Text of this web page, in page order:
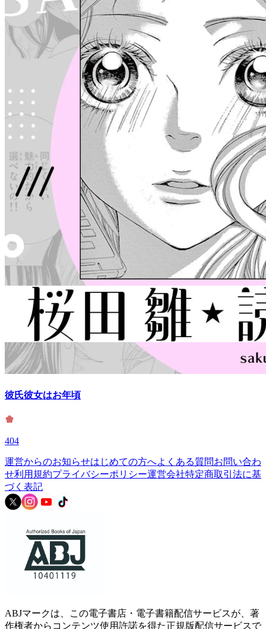
彼氏彼女はお年頃
404
運営からのお知らせはじめての方へよくある質問お問い合わ
せ利用規約プライバシーポリシー運営会社特定商取引法に基
づく表記
ABJマークは、この電子書店・電子書籍配信サービスが、著
作権者からコンテンツ使用許諾を得た正規版配信サービスで